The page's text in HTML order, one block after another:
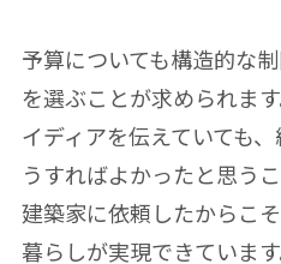
予算についても構造的な
を選ぶことが求められま
イディアを伝えていても
うすればよかったと思う
建築家に依頼したからこ
暮らしが実現できています